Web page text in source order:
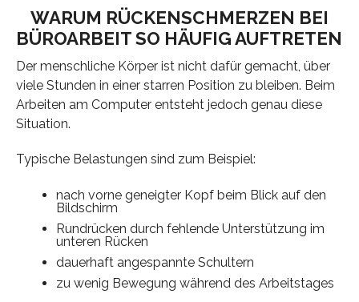
WARUM RÜCKENSCHMERZEN BEI
BÜROARBEIT SO HÄUFIG AUFTRETEN
Der menschliche Körper ist nicht dafür gemacht, über
viele Stunden in einer starren Position zu bleiben. Beim
Arbeiten am Computer entsteht jedoch genau diese
Situation.
Typische Belastungen sind zum Beispiel:
nach vorne geneigter Kopf beim Blick auf den
Bildschirm
Rundrücken durch fehlende Unterstützung im
unteren Rücken
dauerhaft angespannte Schultern
zu wenig Bewegung während des Arbeitstages